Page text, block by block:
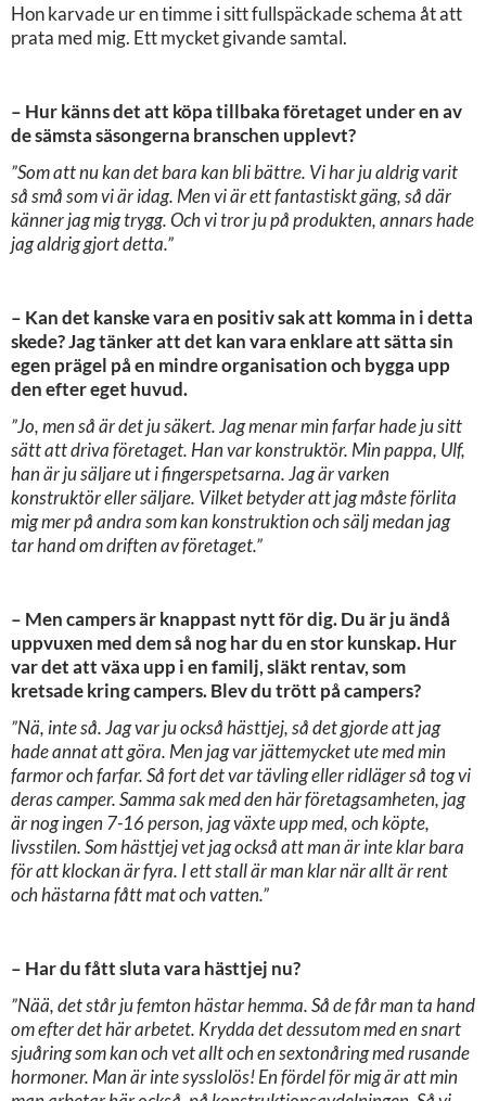
Hon karvade ur en timme i sitt fullspäckade schema åt att
prata med mig. Ett mycket givande samtal.
– Hur känns det att köpa tillbaka företaget under en av
de sämsta säsongerna branschen upplevt?
”Som att nu kan det bara kan bli bättre. Vi har ju aldrig varit
så små som vi är idag. Men vi är ett fantastiskt gäng, så där
känner jag mig trygg. Och vi tror ju på produkten, annars hade
jag aldrig gjort detta.”
– Kan det kanske vara en positiv sak att komma in i detta
skede? Jag tänker att det kan vara enklare att sätta sin
egen prägel på en mindre organisation och bygga upp
den efter eget huvud.
”Jo, men så är det ju säkert. Jag menar min farfar hade ju sitt
sätt att driva företaget. Han var konstruktör. Min pappa, Ulf,
han är ju säljare ut i fingerspetsarna. Jag är varken
konstruktör eller säljare. Vilket betyder att jag måste förlita
mig mer på andra som kan konstruktion och sälj medan jag
tar hand om driften av företaget.”
– Men campers är knappast nytt för dig. Du är ju ändå
uppvuxen med dem så nog har du en stor kunskap. Hur
var det att växa upp i en familj, släkt rentav, som
kretsade kring campers. Blev du trött på campers?
”Nä, inte så. Jag var ju också hästtjej, så det gjorde att jag
hade annat att göra. Men jag var jättemycket ute med min
farmor och farfar. Så fort det var tävling eller ridläger så tog vi
deras camper. Samma sak med den här företagsamheten, jag
är nog ingen 7-16 person, jag växte upp med, och köpte,
livsstilen. Som hästtjej vet jag också att man är inte klar bara
för att klockan är fyra. I ett stall är man klar när allt är rent
och hästarna fått mat och vatten.”
– Har du fått sluta vara hästtjej nu?
”Nää, det står ju femton hästar hemma. Så de får man ta hand
om efter det här arbetet. Krydda det dessutom med en snart
sjuåring som kan och vet allt och en sextonåring med rusande
hormoner. Man är inte sysslolös! En fördel för mig är att min